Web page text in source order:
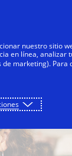
nuestro sitio
en línea, analizar
marketing). Para